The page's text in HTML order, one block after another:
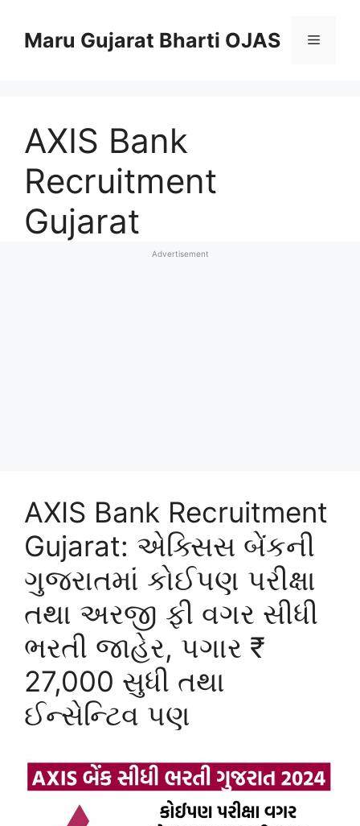
contentMaru Gujarat Bharti OJAS Menu
AXIS Bank
Recruitment
Gujarat
Advertisement
AXIS Bank Recruitment
Gujarat: એક્સિસ બેંકની
ગુજરાતમાં કોઈપણ પરીક્ષા
તથા અરજી ફી વગર સીધી
ભરતી જાહેર, પગાર ₹
27,000 સુધી તથા
ઈન્સેન્ટિવ પણ